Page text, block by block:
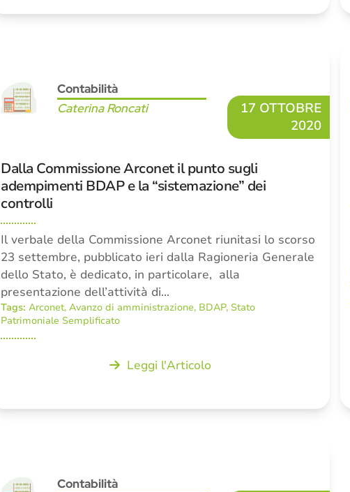
Contabilità
Caterina Roncati
17 OTTOBRE
2020
Dalla Commissione Arconet il punto sugli
adempimenti BDAP e la “sistemazione” dei
controlli
Il verbale della Commissione Arconet riunitasi lo scorso
23 settembre, pubblicato ieri dalla Ragioneria Generale
dello Stato, è dedicato, in particolare, alla
presentazione dell’attività di…
Tags: Arconet,Avanzo di amministrazione, BDAP, Stato
Patrimoniale Semplificato
Leggi l'Articolo
Contabilità